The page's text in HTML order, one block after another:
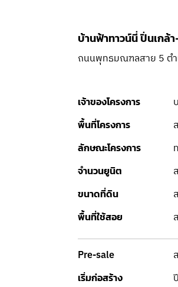
บ้านฟ้าทาวน์นี่ ปิ่นเกล้
ถนนพุทธมณฑลสาย 5 ต
เจ้าของโครงการ
พื้นที่โครงการ
ลักษณะโครงการ
จำนวนยูนิต
ขนาดที่ดิน
พื้นที่ใช้สอย
Pre-sale
เริ่มก่อสร้าง